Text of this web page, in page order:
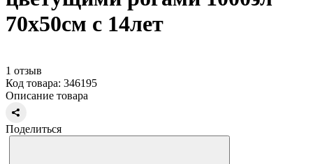
70х50см с 14лет
1 отзыв
Код товара: 346195
Описание товара
Поделиться